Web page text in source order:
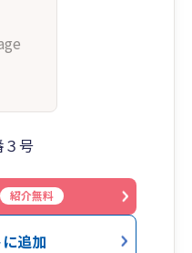
３号
紹介無料
追加